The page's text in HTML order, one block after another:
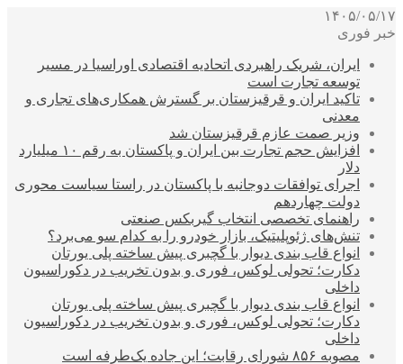
۱۴۰۵/۰۵/۱۷
خبر فوری
ایران، شریک راهبردی اتحادیه اقتصادی اوراسیا در مسیر
توسعه تجارت است
تاکید ایران و قرقیزستان بر گسترش همکاری‌های تجاری و
معدنی
وزیر صمت عازم قرقیزستان شد
افزایش حجم تجارت بین ایران و پاکستان به رقم ۱۰ میلیارد
دلار
اجرای توافقات دوجانبه با پاکستان در راستا سیاست محوری
دولت چهاردهم
راهنمای تخصصی انتخاب گیربکس صنعتی
تنش‌های ژئوپلیتیک، بازار خودرو را به کدام سو می‌برد؟
انواع قاب بندی دیوار با گچبری پیش ساخته پلی یورتان
دکارت؛ تحولی لوکس، فوری و بدون تخریب در دکوراسیون
داخلی
انواع قاب بندی دیوار با گچبری پیش ساخته پلی یورتان
دکارت؛ تحولی لوکس، فوری و بدون تخریب در دکوراسیون
داخلی
مصوبه ۸۵۶ شورای رقابت؛ این جاده یک‌طرفه است